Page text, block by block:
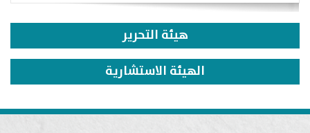
هيئة التحرير
الهيئة الاستشارية